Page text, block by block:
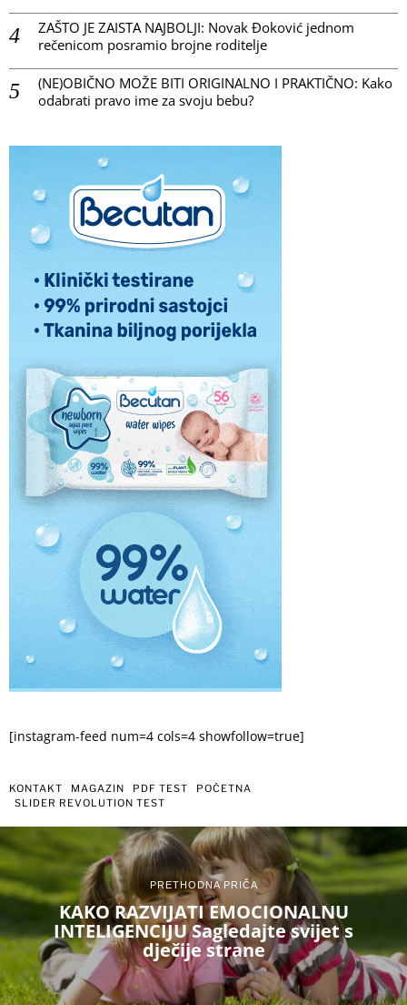
ZAŠTO JE ZAISTA NAJBOLJI: Novak Đoković jednom
rečenicom posramio brojne roditelje
(NE)OBIČNO MOŽE BITI ORIGINALNO I PRAKTIČNO: Kako
odabrati pravo ime za svoju bebu?
[instagram-feed num=4 cols=4 showfollow=true]
KONTAKT MAGAZIN PDF TEST
POČETNA
SLIDER REVOLUTION TEST
PRETHODNA PRIČA
KAKO RAZVIJATI EMOCIONALNU
INTELIGENCIJU Sagledajte svijet s
dječije strane